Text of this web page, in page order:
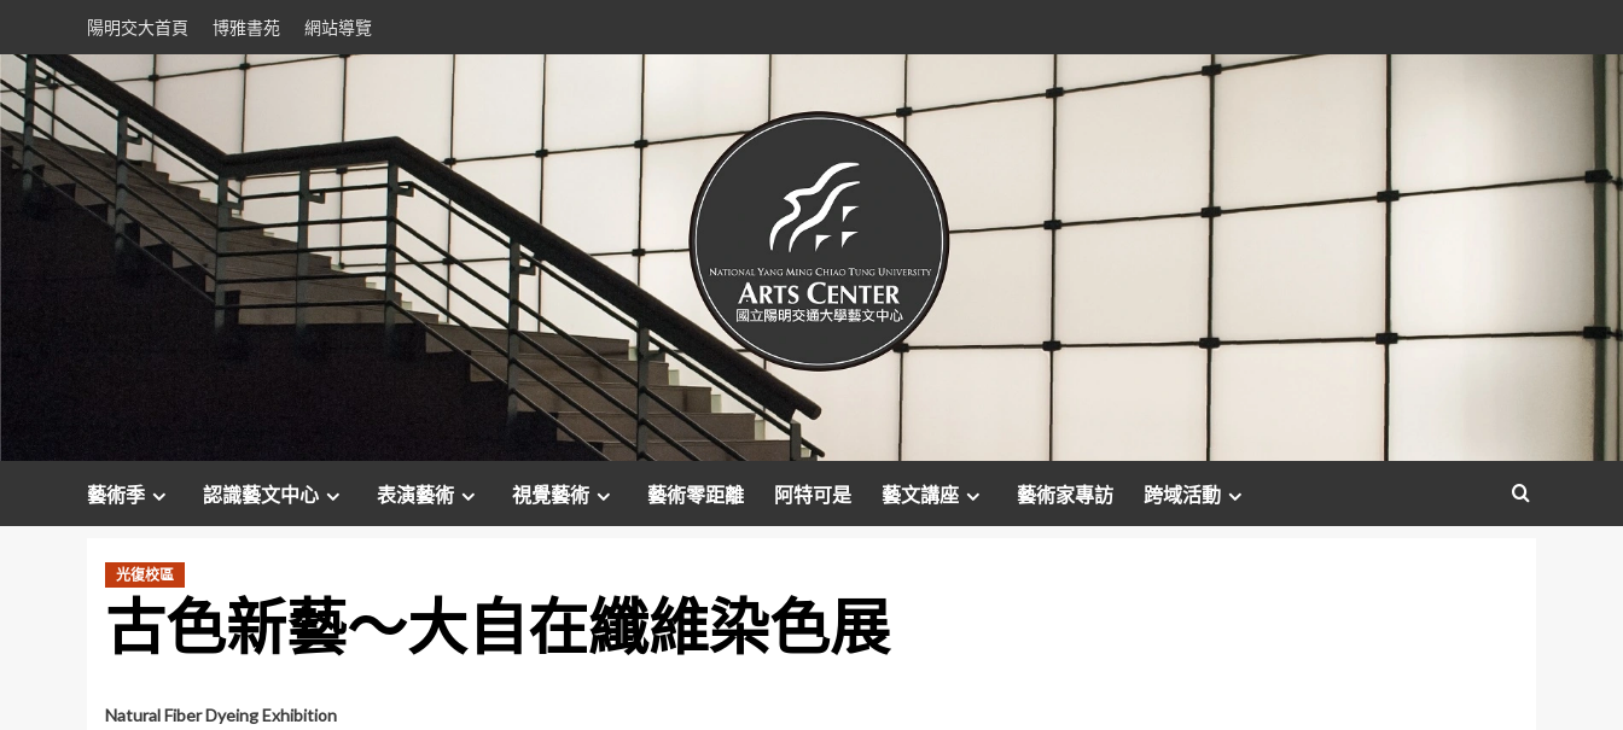
content
陽明交大首頁 博雅書苑 網站導覽
藝術季 認識藝文中心 表演藝術 視覺藝術 藝術零距離 阿特可是 藝文講座 藝術家專訪 跨域活動
光復校區
古色新藝～大自在纖維染色展
Natural Fiber Dyeing Exhibition